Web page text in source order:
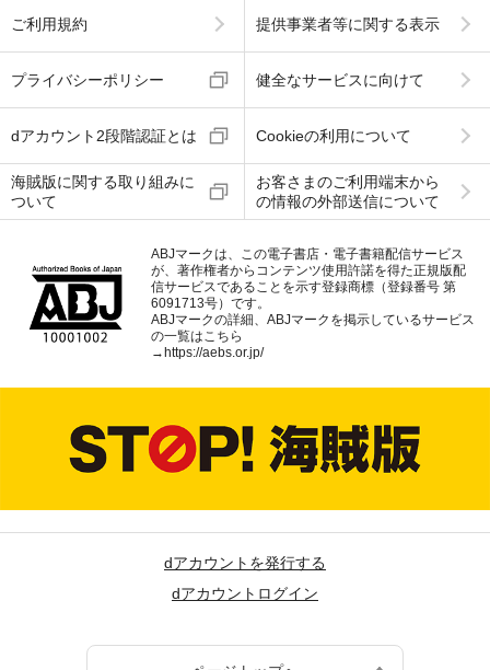
ご利用規約 提供事業者等に関する表示
プライバシーポリシー 健全なサービスに向けて
dアカウント2段階認証とは Cookieの利用について
海賊版に関する取り組みに
ついて
お客さまのご利用端末から
の情報の外部送信について
ABJマークは、この電子書店・電子書籍配信サービス
が、著作権者からコンテンツ使用許諾を得た正規版配
信サービスであることを示す登録商標（登録番号 第
6091713号）です。
ABJマークの詳細、ABJマークを掲示しているサービス
の一覧はこちら
→ https://aebs.or.jp/
dアカウントを発行する
dアカウントログイン